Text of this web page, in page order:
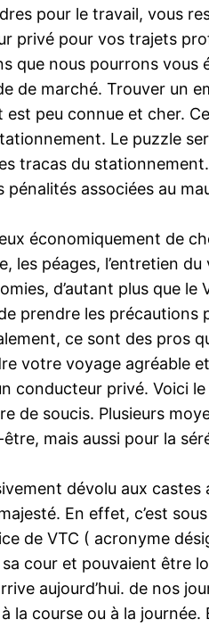
pour le travail, vous
privé pour vos trajets
nous pourrons vous
de marché. Trouver un
peu connue et cher.
Le puzzle
tracas du
associées au
économiquement de
les péages, l’entretien
d’autant plus que
prendre les
ce sont des pros
votre voyage agréable
conducteur privé. Voici
de soucis. Plusieurs
mais aussi pour la
dévolu aux
En effet, c’est
de VTC ( acronyme
cour et pouvaient être
aujourd’hui. de nos
course ou à la